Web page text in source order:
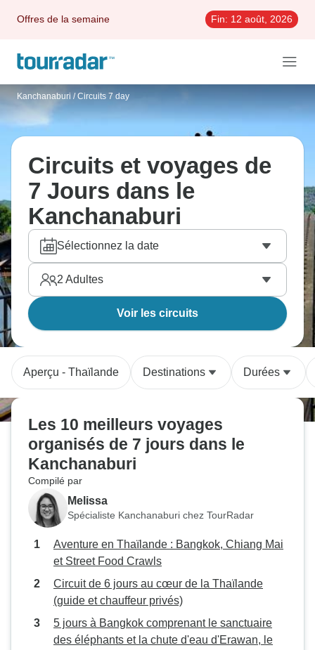
Offres de la semaine Fin: 12 août, 2026
Kanchanaburi / Circuits 7 day
Circuits et voyages de
7 Jours dans le
Kanchanaburi
Sélectionnez la date
2 Adultes
Voir les circuits
Aperçu - Thaïlande Destinations Durées
Les 10 meilleurs voyages
organisés de 7 jours dans le
Kanchanaburi
Compilé par
Melissa
Spécialiste Kanchanaburi chez TourRadar
Aventure en Thaïlande : Bangkok, Chiang Mai
et Street Food Crawls
Circuit de 6 jours au cœur de la Thaïlande
(guide et chauffeur privés)
5 jours à Bangkok comprenant le sanctuaire
des éléphants et la chute d'eau d'Erawan, le